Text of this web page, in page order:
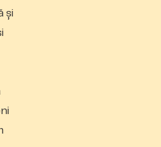
și